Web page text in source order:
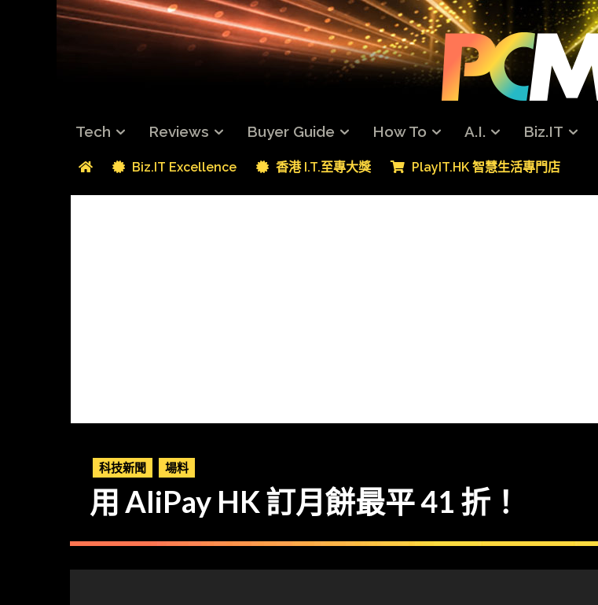
Tech Reviews Buyer Guide How To A.I. Biz.IT
Biz.IT Excellence 香港 I.T.至專大獎 PlayIT.HK 智慧生活專門店
科技新聞 場料
用 AliPay HK 訂月餅最平 41 折！